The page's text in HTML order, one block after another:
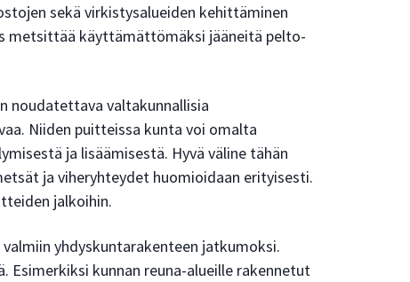
sekä virkistysalueiden kehittäminen
metsittää käyttämättömäksi jääneitä pelto-
noudatettava valtakunnallisia
Niiden puitteissa kunta voi omalta
ja lisäämisestä. Hyvä väline tähän
ja viheryhteydet huomioidaan erityisesti.
jalkoihin.
yhdyskuntarakenteen jatkumoksi.
kunnan reuna-alueille rakennetut